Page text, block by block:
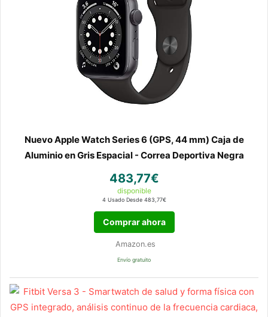
Nuevo Apple Watch Series 6 (GPS, 44 mm) Caja de
Aluminio en Gris Espacial - Correa Deportiva Negra
483,77€
disponible
4 Usado Desde 483,77€
Comprar ahora
Amazon.es
Envío gratuito